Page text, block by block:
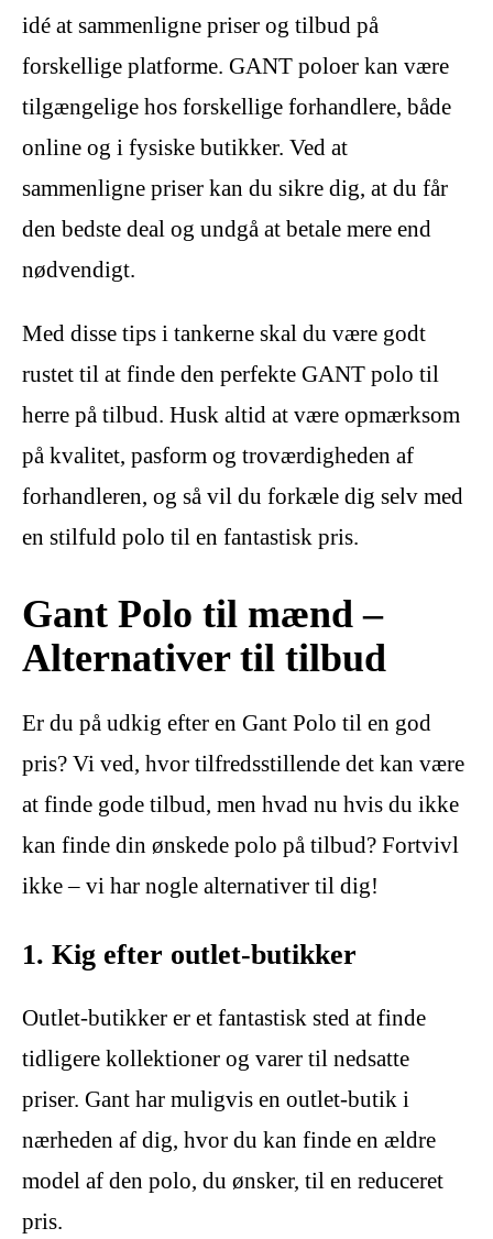
idé at sammenligne priser og tilbud på
forskellige platforme. GANT poloer kan være
tilgængelige hos forskellige forhandlere, både
online og i fysiske butikker. Ved at
sammenligne priser kan du sikre dig, at du får
den bedste deal og undgå at betale mere end
nødvendigt.
Med disse tips i tankerne skal du være godt
rustet til at finde den perfekte GANT polo til
herre på tilbud. Husk altid at være opmærksom
på kvalitet, pasform og troværdigheden af
forhandleren, og så vil du forkæle dig selv med
en stilfuld polo til en fantastisk pris.
Gant Polo til mænd –
Alternativer til tilbud
Er du på udkig efter en Gant Polo til en god
pris? Vi ved, hvor tilfredsstillende det kan være
at finde gode tilbud, men hvad nu hvis du ikke
kan finde din ønskede polo på tilbud? Fortvivl
ikke – vi har nogle alternativer til dig!
1. Kig efter outlet-butikker
Outlet-butikker er et fantastisk sted at finde
tidligere kollektioner og varer til nedsatte
priser. Gant har muligvis en outlet-butik i
nærheden af dig, hvor du kan finde en ældre
model af den polo, du ønsker, til en reduceret
pris.